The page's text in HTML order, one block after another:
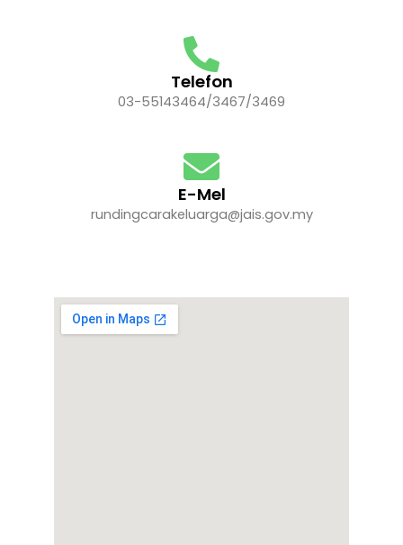
Telefon
03-55143464/3467/3469
E-Mel
rundingcarakeluarga@jais.gov.my